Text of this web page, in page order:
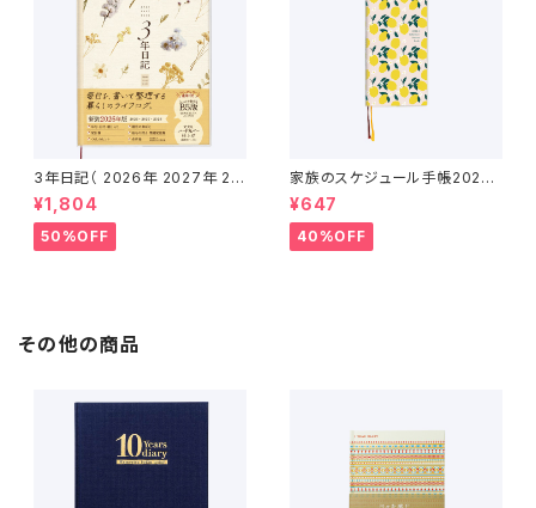
3年日記（ 2026年 2027年 20
28年 ）
¥1,804
50%OFF
家族のスケジュール手帳2026
（2025年12月〜2027年1月）
¥647
40%OFF
その他の商品